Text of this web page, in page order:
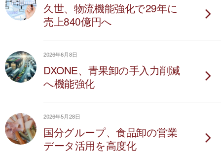
久世、物流機能強化で29年に
売上840億円へ
2026年6月8日
DXONE、青果卸の手入力削減
へ機能強化
2026年5月28日
国分グループ、食品卸の営業
データ活用を高度化